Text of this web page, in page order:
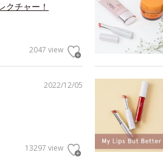
クチャー！
2047 view
2022/12/05
13297 view